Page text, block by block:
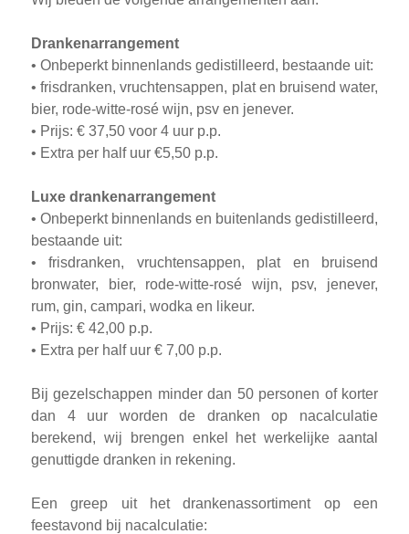
Drankenarrangement
• Onbeperkt binnenlands gedistilleerd, bestaande uit:
• frisdranken, vruchtensappen, plat en bruisend water,
bier, rode-witte-rosé wijn, psv en jenever.
• Prijs: € 37,50 voor 4 uur p.p.
• Extra per half uur €5,50 p.p.
Luxe drankenarrangement
• Onbeperkt binnenlands en buitenlands gedistilleerd,
bestaande uit:
• frisdranken, vruchtensappen, plat en bruisend
bronwater, bier, rode-witte-rosé wijn, psv, jenever,
rum, gin, campari, wodka en likeur.
• Prijs: € 42,00 p.p.
• Extra per half uur € 7,00 p.p.
Bij gezelschappen minder dan 50 personen of korter
dan 4 uur worden de dranken op nacalculatie
berekend, wij brengen enkel het werkelijke aantal
genuttigde dranken in rekening.
Een greep uit het drankenassortiment op een
feestavond bij nacalculatie: